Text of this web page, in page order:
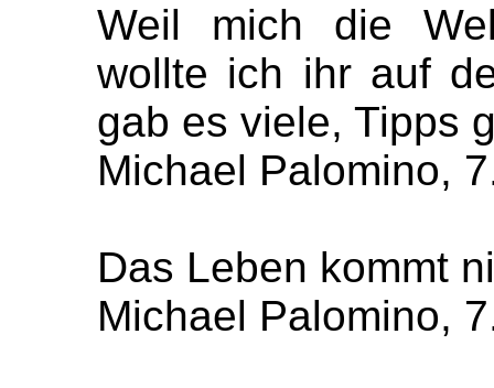
Weil mich die
wollte ich ihr auf
gab es viele, Tipps
Michael Palomino,
Das Leben kommt
Michael Palomino,